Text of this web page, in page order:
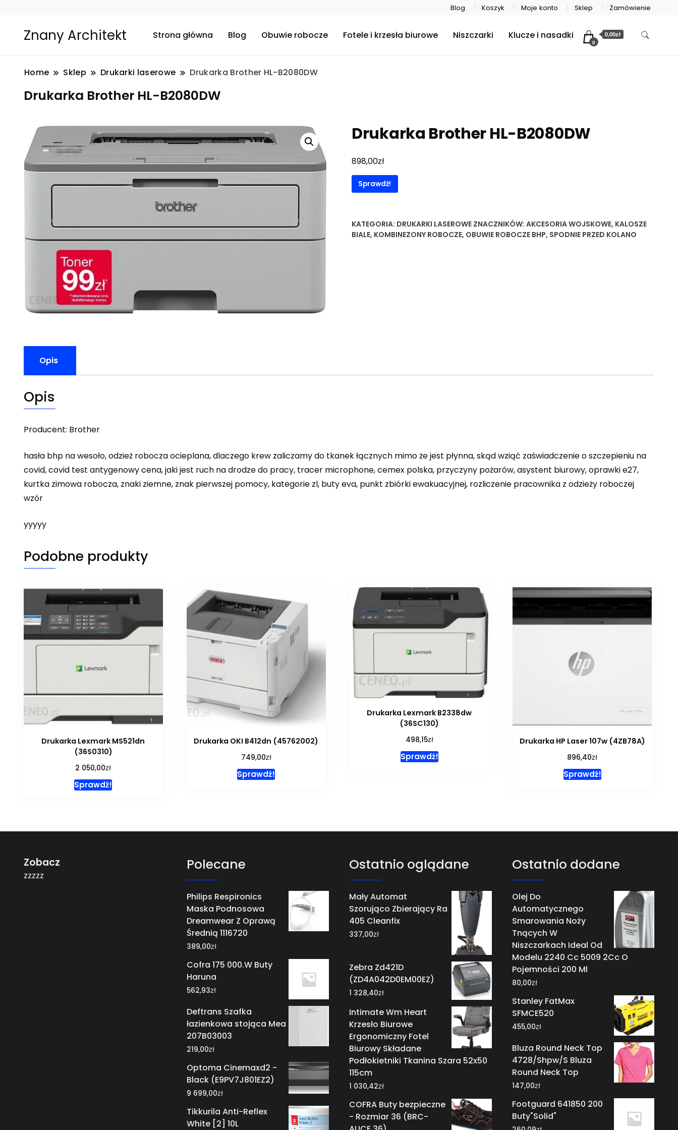
Blog Koszyk Moje konto Sklep Zamówienie
Znany Architekt Strona główna Blog Obuwie robocze Fotele i krzesła biurowe Niszczarki Klucze i nasadki
0
0,00zł
Home Sklep Drukarki laserowe Drukarka Brother HL-B2080DW
Drukarka Brother HL-B2080DW
Drukarka Brother HL-B2080DW
898,00zł
Sprawdź!
KATEGORIA: DRUKARKI LASEROWE ZNACZNIKÓW: AKCESORIA WOJSKOWE, KALOSZE
BIALE, KOMBINEZONY ROBOCZE, OBUWIE ROBOCZE BHP, SPODNIE PRZED KOLANO
Opis
Opis
Producent: Brother
hasła bhp na wesoło, odzież robocza ocieplana, dlaczego krew zaliczamy do tkanek łącznych mimo że jest płynna, skąd wziąć zaświadczenie o szczepieniu na
covid, covid test antygenowy cena, jaki jest ruch na drodze do pracy, tracer microphone, cemex polska, przyczyny pożarów, asystent biurowy, oprawki e27,
kurtka zimowa robocza, znaki ziemne, znak pierwszej pomocy, kategorie zl, buty eva, punkt zbiórki ewakuacyjnej, rozliczenie pracownika z odzieży roboczej
wzór
yyyyy
Podobne produkty
Drukarka Lexmark MS521dn
(36S0310)
2 050,00zł
Sprawdź!
Drukarka OKI B412dn (45762002)
749,00zł
Sprawdź!
Drukarka Lexmark B2338dw
(36SC130)
498,15zł
Sprawdź!
Drukarka HP Laser 107w (4ZB78A)
896,40zł
Sprawdź!
Zobacz
zzzzz
Polecane
Philips Respironics
Maska Podnosowa
Dreamwear Z Oprawą
Średnią 1116720
389,00zł
Cofra 175 000.W Buty
Haruna
562,93zł
Deftrans Szafka
łazienkowa stojąca Mea
207B03003
219,00zł
Optoma Cinemaxd2 -
Black (E9PV7J801EZ2)
9 699,00zł
Tikkurila Anti-Reflex
White [2] 10L
Ostatnio oglądane
Mały Automat
Szorująco Zbierający Ra
405 Cleanfix
337,00zł
Zebra Zd421D
(ZD4A042D0EM00EZ)
1 328,40zł
Intimate Wm Heart
Krzesło Biurowe
Ergonomiczny Fotel
Biurowy Składane
Podłokietniki Tkanina Szara 52x50
115cm
1 030,42zł
COFRA Buty bezpieczne
- Rozmiar 36 (BRC-
Ostatnio dodane
Olej Do
Automatycznego
Smarowania Noży
Tnących W
Niszczarkach Ideal Od
Modelu 2240 Cc 5009 2Cc O
Pojemności 200 Ml
80,00zł
Stanley FatMax
SFMCE520
455,00zł
Bluza Round Neck Top
4728/Shpw/S Bluza
Round Neck Top
147,00zł
Footguard 641850 200
Buty"Solid"